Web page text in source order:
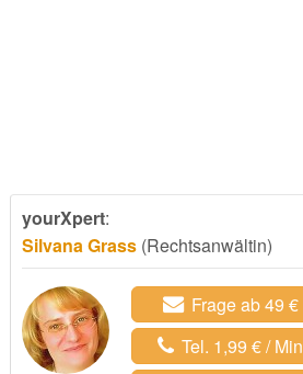
yourXpert:
Silvana Grass(Rechtsanwältin)
Frage ab 49 €
Tel. 1,99 € / Min